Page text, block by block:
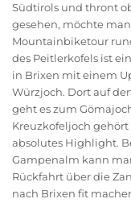
Südtirols und thront
gesehen, möchte
Mountainbiketour
des Peitlerkofels ist
in Brixen mit einem
Würzjoch. Dort auf
geht es zum
Kreuzkofeljoch gehört
absolutes Highlight.
Gampenalm kann
Rückfahrt über die
nach Brixen fit